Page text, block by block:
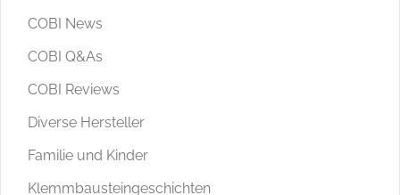
COBI News
COBI Q&As
COBI Reviews
Diverse Hersteller
Familie und Kinder
Klemmbausteingeschichten